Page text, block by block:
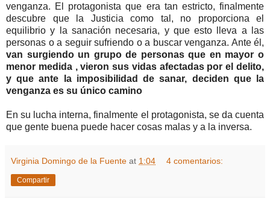
venganza. El protagonista que era tan estricto, finalmente
descubre que la Justicia como tal, no proporciona el
equilibrio y la sanación necesaria, y que esto lleva a las
personas o a seguir sufriendo o a buscar venganza. Ante él,
van surgiendo un grupo de personas que en mayor o
menor medida , vieron sus vidas afectadas por el delito,
y que ante la imposibilidad de sanar, deciden que la
venganza es su único camino
En su lucha interna, finalmente el protagonista, se da cuenta
que gente buena puede hacer cosas malas y a la inversa.
Virginia Domingo de la Fuente at 1:04 4 comentarios:
Compartir